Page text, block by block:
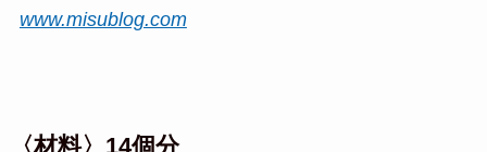
www.misublog.com
〈材料〉14個分